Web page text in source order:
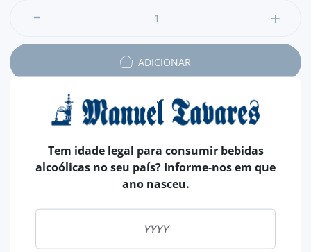
ADICIONAR
NUTRICIONAL & ALERGÉNIOS
AVISO ALERGÉNEO
Tem idade legal para consumir bebidas
alcoólicas no seu país? Informe-nos em que
ano nasceu.